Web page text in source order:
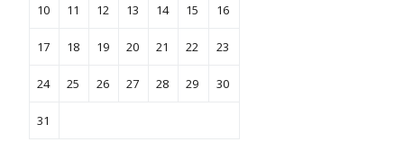
10 11 12 13 14 15 16
17 18 19 20 21 22 23
24 25 26 27 28 29 30
31